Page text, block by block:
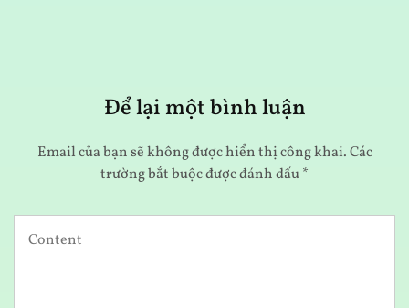
Để lại một bình luận
Email của bạn sẽ không được hiển thị công khai.Các
trường bắt buộc được đánh dấu*